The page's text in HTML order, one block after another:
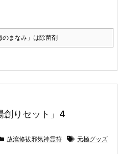
のまなみ」は除菌剤
創りセット」4
放瀉修祓邪気神霊符 元極グッズ